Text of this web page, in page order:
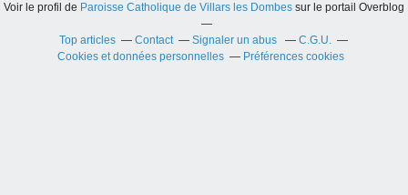
Voir le profil de Paroisse Catholique de Villars les Dombes sur le portail Overblog
Top articles Contact Signaler un abus
C.G.U.
Cookies et données personnelles
Préférences cookies